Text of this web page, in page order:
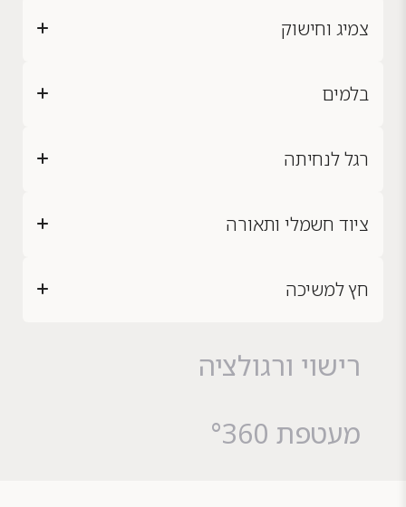
רישוי ורגולציה
מעטפת °360
צמיג וחישוק
בלמים
רגל לנחיתה
ציוד חשמלי ותאורה
חץ למשיכה